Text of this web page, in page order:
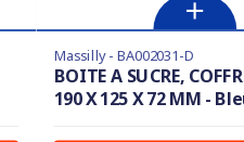
Massilly - BA002031-D
BOITE A SUCRE,
190 X 125 X 72 MM -